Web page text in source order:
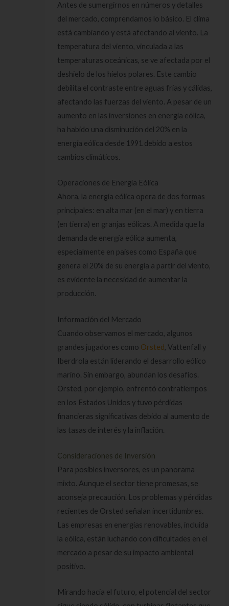
Antes de sumergirnos en números y detalles
del mercado, comprendamos lo básico. El clima
está cambiando y está afectando al viento. La
temperatura del viento, vinculada a las
temperaturas oceánicas, se ve afectada por el
deshielo de los hielos polares. Este cambio
debilita el contraste entre aguas frías y cálidas,
afectando las fuerzas del viento. A pesar de un
aumento en las inversiones en energía eólica,
ha habido una disminución del 20% en la
energía eólica desde 1991 debido a estos
cambios climáticos.
Operaciones de Energía Eólica
Ahora, la energía eólica opera de dos formas
principales: en alta mar (en el mar) y en tierra
(en tierra) en granjas eólicas. A medida que la
demanda de energía eólica aumenta,
especialmente en países como España que
genera el 20% de su energía a partir del viento,
es evidente la necesidad de aumentar la
producción.
Información del Mercado
Cuando observamos el mercado, algunos
grandes jugadores como Orsted , Vattenfall y
Iberdrola están liderando el desarrollo eólico
marino. Sin embargo, abundan los desafíos.
Orsted, por ejemplo, enfrentó contratiempos
en los Estados Unidos y tuvo pérdidas
financieras significativas debido al aumento de
las tasas de interés y la inflación.
Consideraciones de Inversión
Para posibles inversores, es un panorama
mixto. Aunque el sector tiene promesas, se
aconseja precaución. Los problemas y pérdidas
recientes de Orsted señalan incertidumbres.
Las empresas en energías renovables, incluida
la eólica, están luchando con dificultades en el
mercado a pesar de su impacto ambiental
positivo.
Mirando hacia el futuro, el potencial del sector